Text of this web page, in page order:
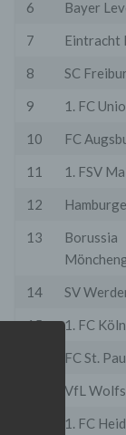
6
Bayer
7
Eintracht
8
SC
9
1. FC
10
FC
11
1. FSV
12
13
Borussia
14 SV
15
1. FC Köln
FC St.
VfL
1. FC